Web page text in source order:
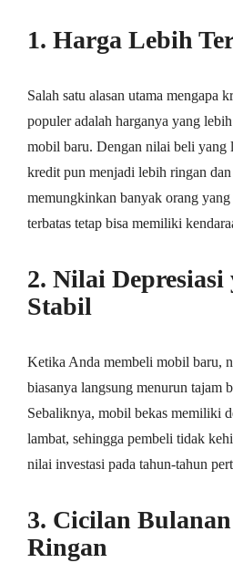
1. Harga Lebih
Salah satu alasan utama mengapa
populer adalah harganya yang
mobil baru. Dengan nilai beli yang
kredit pun menjadi lebih ringan
memungkinkan banyak orang
terbatas tetap bisa memiliki
2. Nilai
Stabil
Ketika Anda membeli mobil baru,
biasanya langsung menurun tajam
Sebaliknya, mobil bekas memiliki
lambat, sehingga pembeli tidak
nilai investasi pada tahun-tahun
3. Cicilan
Ringan